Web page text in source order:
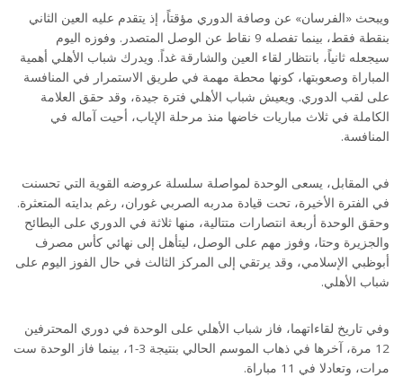
ويبحث «الفرسان» عن وصافة الدوري مؤقتاً، إذ يتقدم عليه العين الثاني
بنقطة فقط، بينما تفصله 9 نقاط عن الوصل المتصدر. وفوزه اليوم
سيجعله ثانياً، بانتظار لقاء العين والشارقة غداً. ويدرك شباب الأهلي أهمية
المباراة وصعوبتها، كونها محطة مهمة في طريق الاستمرار في المنافسة
على لقب الدوري. ويعيش شباب الأهلي فترة جيدة، وقد حقق العلامة
الكاملة في ثلاث مباريات خاضها منذ مرحلة الإياب، أحيت آماله في
المنافسة.
في المقابل، يسعى الوحدة لمواصلة سلسلة عروضه القوية التي تحسنت
في الفترة الأخيرة، تحت قيادة مدربه الصربي غوران، رغم بدايته المتعثرة.
وحقق الوحدة أربعة انتصارات متتالية، منها ثلاثة في الدوري على البطائح
والجزيرة وحتا، وفوز مهم على الوصل، ليتأهل إلى نهائي كأس مصرف
أبوظبي الإسلامي، وقد يرتقي إلى المركز الثالث في حال الفوز اليوم على
شباب الأهلي.
وفي تاريخ لقاءاتهما، فاز شباب الأهلي على الوحدة في دوري المحترفين
12 مرة، آخرها في ذهاب الموسم الحالي بنتيجة 3-1، بينما فاز الوحدة ست
مرات، وتعادلا في 11 مباراة.